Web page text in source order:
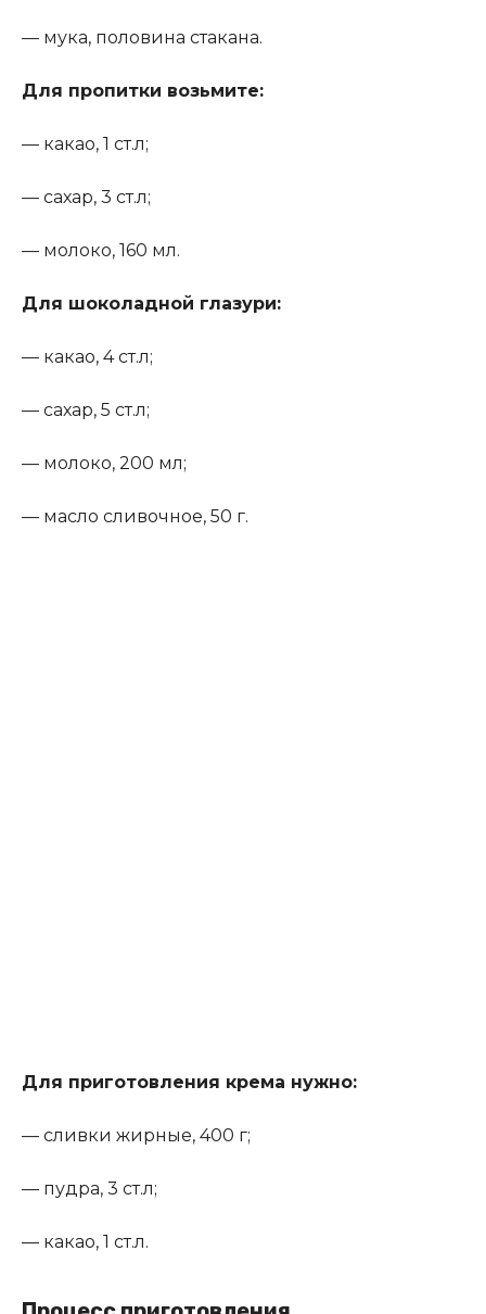
— мука, половина стакана.
Для пропитки возьмите:
— какао, 1 ст.л;
— сахар, 3 ст.л;
— молоко, 160 мл.
Для шоколадной глазури:
— какао, 4 ст.л;
— сахар, 5 ст.л;
— молоко, 200 мл;
— масло сливочное, 50 г.
Для приготовления крема нужно:
— сливки жирные, 400 г;
— пудра, 3 ст.л;
— какао, 1 ст.л.